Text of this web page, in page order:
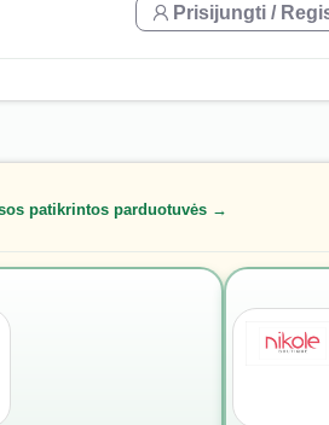
Prisijungti /
patikrintos parduotuvės →